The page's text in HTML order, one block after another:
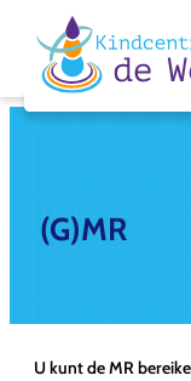
content
(G)MR
U kunt de MR